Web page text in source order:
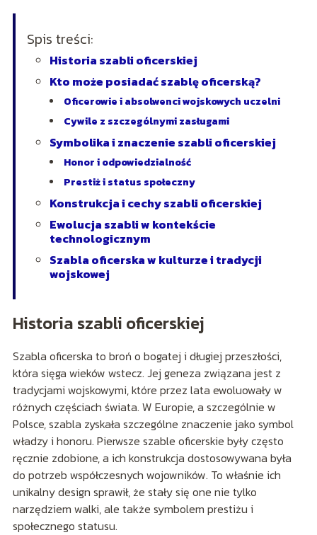
Spis treści:
Historia szabli oficerskiej
Kto może posiadać szablę oficerską?
Oficerowie i absolwenci wojskowych uczelni
Cywile z szczególnymi zasługami
Symbolika i znaczenie szabli oficerskiej
Honor i odpowiedzialność
Prestiż i status społeczny
Konstrukcja i cechy szabli oficerskiej
Ewolucja szabli w kontekście
technologicznym
Szabla oficerska w kulturze i tradycji
wojskowej
Historia szabli oficerskiej
Szabla oficerska to broń o bogatej i długiej przeszłości,
która sięga wieków wstecz. Jej geneza związana jest z
tradycjami wojskowymi, które przez lata ewoluowały w
różnych częściach świata. W Europie, a szczególnie w
Polsce, szabla zyskała szczególne znaczenie jako symbol
władzy i honoru. Pierwsze szable oficerskie były często
ręcznie zdobione, a ich konstrukcja dostosowywana była
do potrzeb współczesnych wojowników. To właśnie ich
unikalny design sprawił, że stały się one nie tylko
narzędziem walki, ale także symbolem prestiżu i
społecznego statusu.